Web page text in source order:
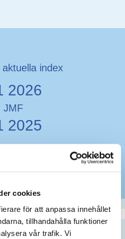
cookies
för att anpassa innehållet
tillhandahålla funktioner
vår trafik. Vi
in new tab)
index
2026
JMF
2025